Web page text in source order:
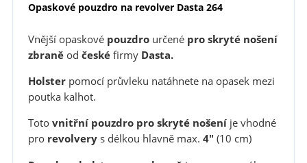
Opaskové pouzdro na revolver Dasta 264
Vnější opaskové pouzdrourčené pro skryté nošení
zbraněod českéfirmy Dasta.
Holsterpomocí průvleku natáhnete na opasek mezi
poutka kalhot.
Totovnitřní pouzdro pro skryté nošeníje vhodné
pro revolverys délkou hlavně max. 4" (10 cm)